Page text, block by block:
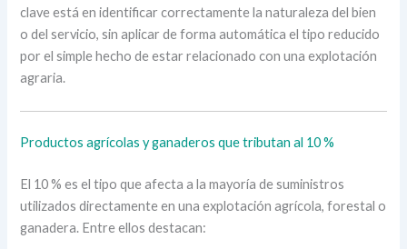
clave está en identificar correctamente la naturaleza del bien
o del servicio, sin aplicar de forma automática el tipo reducido
por el simple hecho de estar relacionado con una explotación
agraria.
Productos agrícolas y ganaderos que tributan al 10 %
El 10 % es el tipo que afecta a la mayoría de suministros
utilizados directamente en una explotación agrícola, forestal o
ganadera. Entre ellos destacan: